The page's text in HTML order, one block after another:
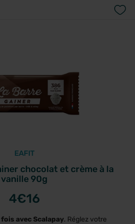
EAFIT
chocolat et crème à la
vanille 90g
4€16
avec Scalapay. Réglez votre